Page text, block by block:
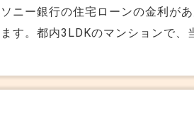
ソニー銀行の住宅ローンの金利が
ます。都内3LDKのマンションで、
高はあと2,000万くらいです。た
ズに借り換えするのは難しいでし